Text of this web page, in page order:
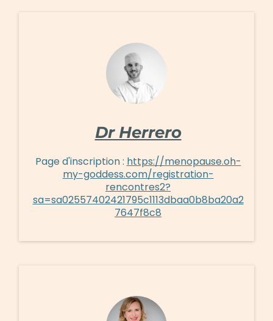
Dr Herrero
Page d'inscription : https://menopause.oh-
my-goddess.com/registration-
rencontres2?
sa=sa02557402421795c1113dbaa0b8ba20a2
7647f8c8